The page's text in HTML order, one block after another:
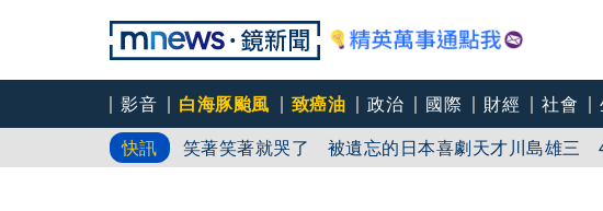
影音 白海豚颱風 致癌油 政治 國際 財經 社會
快訊
中颱「白海豚」逼近北台灣 星宇台日8航班異動！
笑著笑著就哭了 被遺忘的日本喜劇天才川島雄三